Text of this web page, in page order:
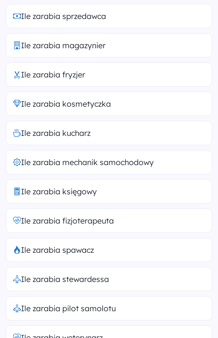
Ile zarabia sprzedawca
Ile zarabia magazynier
Ile zarabia fryzjer
Ile zarabia kosmetyczka
Ile zarabia kucharz
Ile zarabia mechanik samochodowy
Ile zarabia księgowy
Ile zarabia fizjoterapeuta
Ile zarabia spawacz
Ile zarabia stewardessa
Ile zarabia pilot samolotu